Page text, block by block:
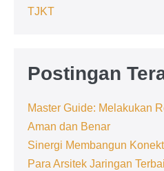
TJKT
Postingan
Master Guide: Melakukan
Aman dan Benar
Sinergi Membangun
Para Arsitek Jaringan